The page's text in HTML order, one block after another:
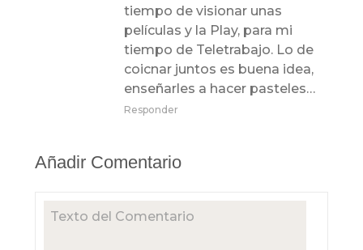
tiempo de visionar unas
películas y la Play, para mi
tiempo de Teletrabajo. Lo de
coicnar juntos es buena idea,
enseñarles a hacer pasteles…
Responder
Añadir Comentario